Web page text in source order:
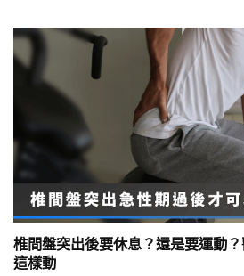
椎間盤突出後要休息？還是要運動
這樣動